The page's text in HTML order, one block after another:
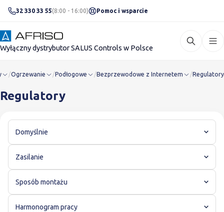
32 330 33 55(8:00 - 16:00) Pomoc i wsparcie
Wyłączny dystrybutor SALUS Controls w Polsce
/Ogrzewanie / Podłogowe / Bezprzewodowe z Internetem / Regulatory
Regulatory
Domyślnie
Zasilanie
Sposób montażu
Harmonogram pracy